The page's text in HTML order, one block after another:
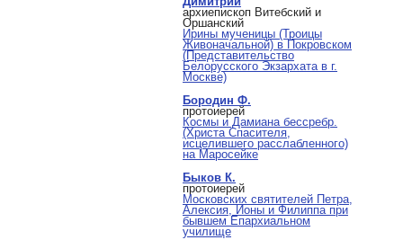
архиепископ Витебский и
Оршанский
Ирины мученицы (Троицы
Живоначальной) в Покровском
(Представительство
Белорусского Экзархата в г.
Москве)
Бородин Ф.
протоиерей
Космы и Дамиана бессребр.
(Христа Спасителя,
исцелившего расслабленного)
на Маросейке
Быков К.
протоиерей
Московских святителей Петра,
Алексия, Ионы и Филиппа при
бывшем Епархиальном
училище